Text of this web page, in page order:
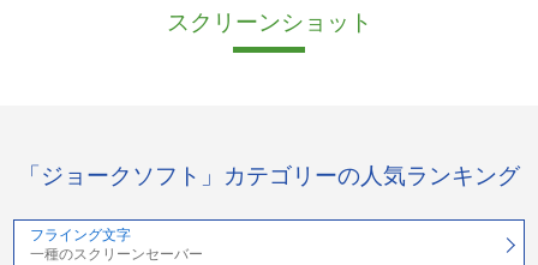
スクリーンショット
「ジョークソフト」カテゴリーの人気ランキング
フライング文字
一種のスクリーンセーバー